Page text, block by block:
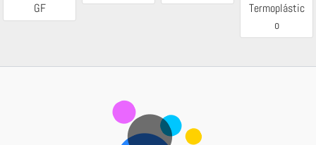
GF
Termoplástic
o